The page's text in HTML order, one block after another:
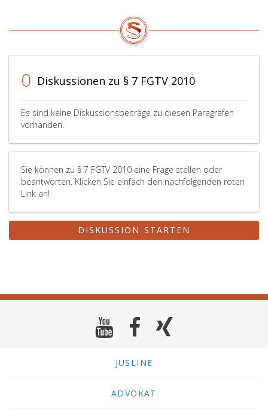
0 Diskussionen zu § 7 FGTV 2010
Es sind keine Diskussionsbeiträge zu diesen Paragrafen
vorhanden.
Sie können zu § 7 FGTV 2010 eine Frage stellen oder
beantworten. Klicken Sie einfach den nachfolgenden roten
Link an!
DISKUSSION STARTEN
JUSLINE
ADVOKAT